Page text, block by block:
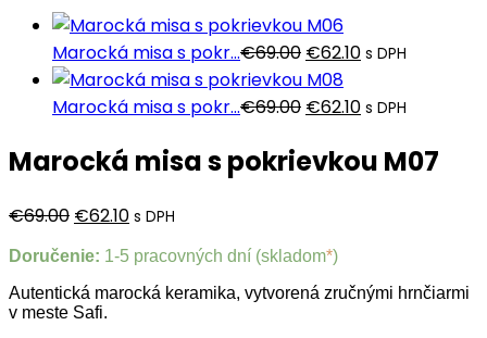
Marocká misa s pokr...€69.00 Pôvodná
cena
bola:
€62.10Aktuálna
je:
s DPH
Marocká misa s pokr...€69.00 Pôvodná
bola:
€62.10Aktuálna
je:
s DPH
Marocká misa s pokrievkou M07
€69.00 Pôvodná
bola:
€69.00.
€62.10Aktuálna
je:
€62.10.
s DPH
Doručenie: 1-5 pracovných dní (skladom*)
Autentická marocká keramika, vytvorená zručnými hrnčiarmi
v meste Safi.